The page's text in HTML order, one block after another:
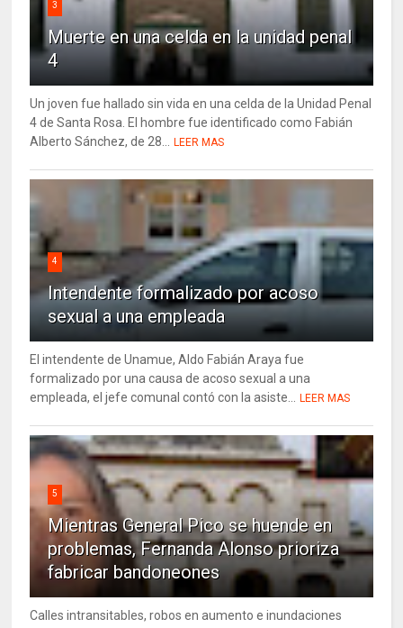
3
Muerte en una celda en la unidad penal
4
Un joven fue hallado sin vida en una celda de la Unidad Penal
4 de Santa Rosa. El hombre fue identificado como Fabián
Alberto Sánchez, de 28...
LEER MAS
4
Intendente formalizado por acoso
sexual a una empleada
El intendente de Unamue, Aldo Fabián Araya fue
formalizado por una causa de acoso sexual a una
empleada, el jefe comunal contó con la asiste...
LEER MAS
5
Mientras General Pico se huende en
problemas, Fernanda Alonso prioriza
fabricar bandoneones
Calles intransitables, robos en aumento e inundaciones